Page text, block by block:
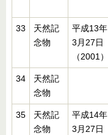
33
天然記
念物
平成13年
3月27日
（2001）
34
天然記
念物
35
天然記
念物
平成14年
3月27日